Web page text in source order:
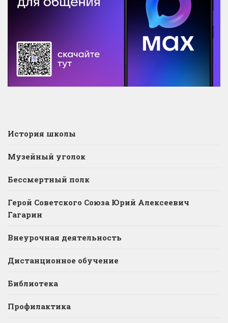
История школы
Музейный уголок
Бессмертный полк
Герой Советского Союза Юрий Алексеевич
Гагарин
Внеурочная деятельность
Дистанционное обучение
Библиотека
Профилактика